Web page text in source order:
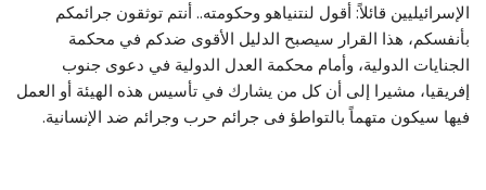
الإسرائيليين قائلاً: أقول لنتنياهو وحكومته.. أنتم توثقون جرائمكم
بأنفسكم، هذا القرار سيصبح الدليل الأقوى ضدكم في محكمة
الجنايات الدولية، وأمام محكمة العدل الدولية في دعوى جنوب
إفريقيا، مشيرا إلى أن كل من يشارك في تأسيس هذه الهيئة أو العمل
فيها سيكون متهماً بالتواطؤ فى جرائم حرب وجرائم ضد الإنسانية.